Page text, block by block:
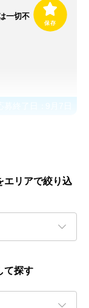
一切不
募終了日：
エリアで絞り込
て探す